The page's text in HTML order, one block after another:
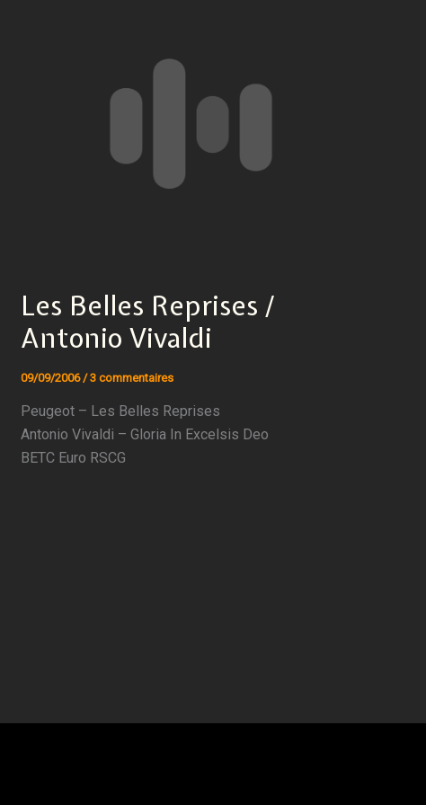
Les Belles Reprises /
Antonio Vivaldi
09/09/2006 /3 commentaires
Peugeot – Les Belles Reprises
Antonio Vivaldi – Gloria In Excelsis Deo
BETC Euro RSCG